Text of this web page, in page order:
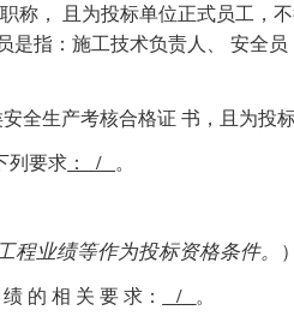
称，
且为投标单位正式员工，
指：施工技术负责人、
安全员
全生产考核合格证 书，且为投
列要求 ： / 。
业绩等作为投标资格条件。 ）
的 相 关 要 求： / 。